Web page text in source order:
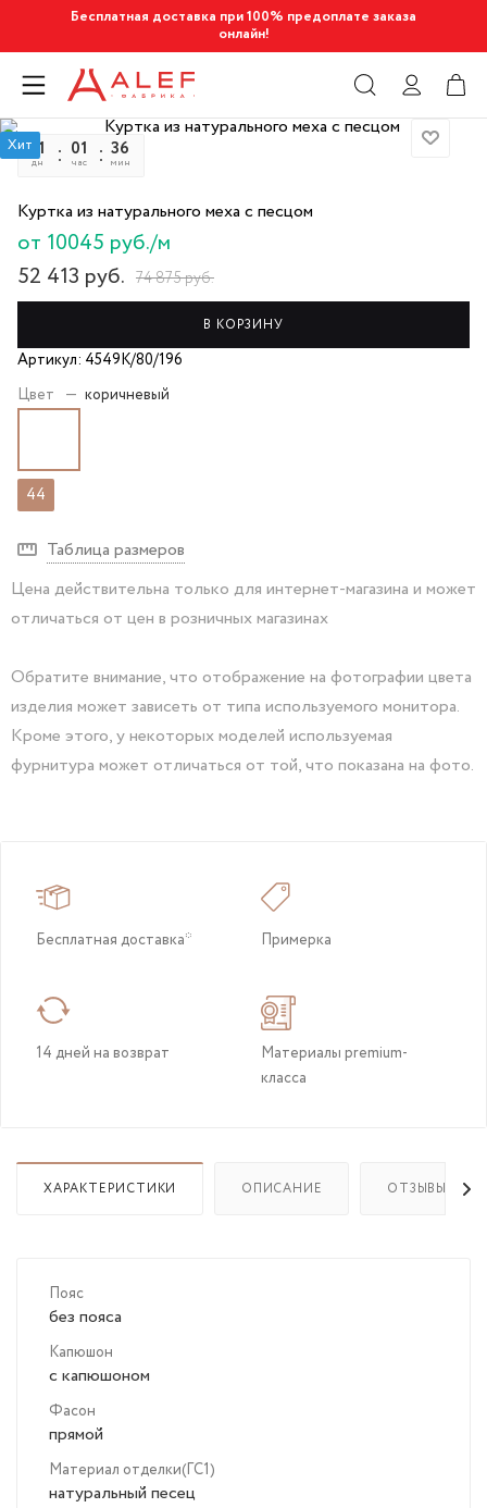
Бесплатная доставка при 100% предоплате заказа
онлайн!
Хит11
дн
01
час
36
мин
Куртка из натурального меха с песцом
от 10045 руб./м
52 413 руб. 74 875руб.
В КОРЗИНУ
Артикул: 4549К/80/196
Цвет — коричневый
44
Таблица размеров
Цена действительна только для интернет-магазина и может
отличаться от цен в розничных магазинах
Обратите внимание, что отображение на фотографии цвета
изделия может зависеть от типа используемого монитора.
Кроме этого, у некоторых моделей используемая
фурнитура может отличаться от той, что показана на фото.
Бесплатная доставка* Примерка
14 дней на возврат
Материалы premium-
класса
ХАРАКТЕРИСТИКИ ОПИСАНИЕ ОТЗЫВЫ
Пояс
без пояса
Капюшон
с капюшоном
Фасон
прямой
Материал отделки(ГС1)
натуральный песец